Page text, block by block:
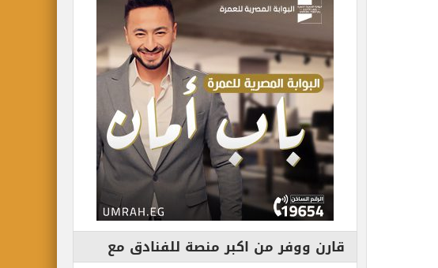
قارن ووفر من اكبر منصة للفنادق مع